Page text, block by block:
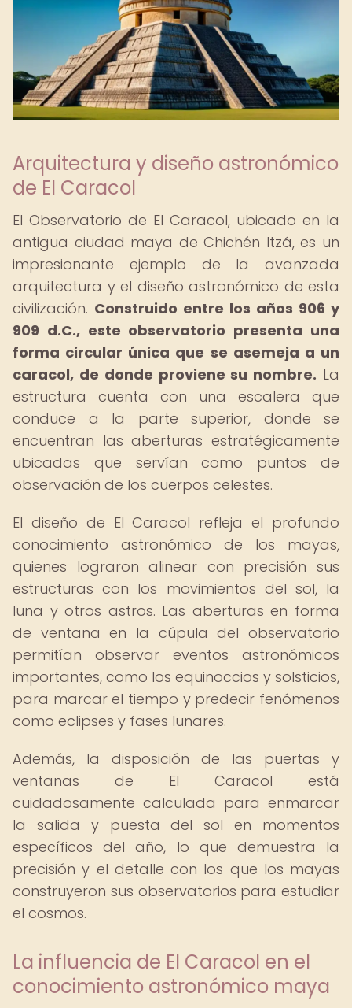
Arquitectura y diseño astronómico
de El Caracol
El Observatorio de El Caracol, ubicado en la
antigua ciudad maya de Chichén Itzá, es un
impresionante ejemplo de la avanzada
arquitectura y el diseño astronómico de esta
civilización. Construido entre los años 906 y
909 d.C., este observatorio presenta una
forma circular única que se asemeja a un
caracol, de donde proviene su nombre. La
estructura cuenta con una escalera que
conduce a la parte superior, donde se
encuentran las aberturas estratégicamente
ubicadas que servían como puntos de
observación de los cuerpos celestes.
El diseño de El Caracol refleja el profundo
conocimiento astronómico de los mayas,
quienes lograron alinear con precisión sus
estructuras con los movimientos del sol, la
luna y otros astros. Las aberturas en forma
de ventana en la cúpula del observatorio
permitían observar eventos astronómicos
importantes, como los equinoccios y solsticios,
para marcar el tiempo y predecir fenómenos
como eclipses y fases lunares.
Además, la disposición de las puertas y
ventanas de El Caracol está
cuidadosamente calculada para enmarcar
la salida y puesta del sol en momentos
específicos del año, lo que demuestra la
precisión y el detalle con los que los mayas
construyeron sus observatorios para estudiar
el cosmos.
La influencia de El Caracol en el
conocimiento astronómico maya